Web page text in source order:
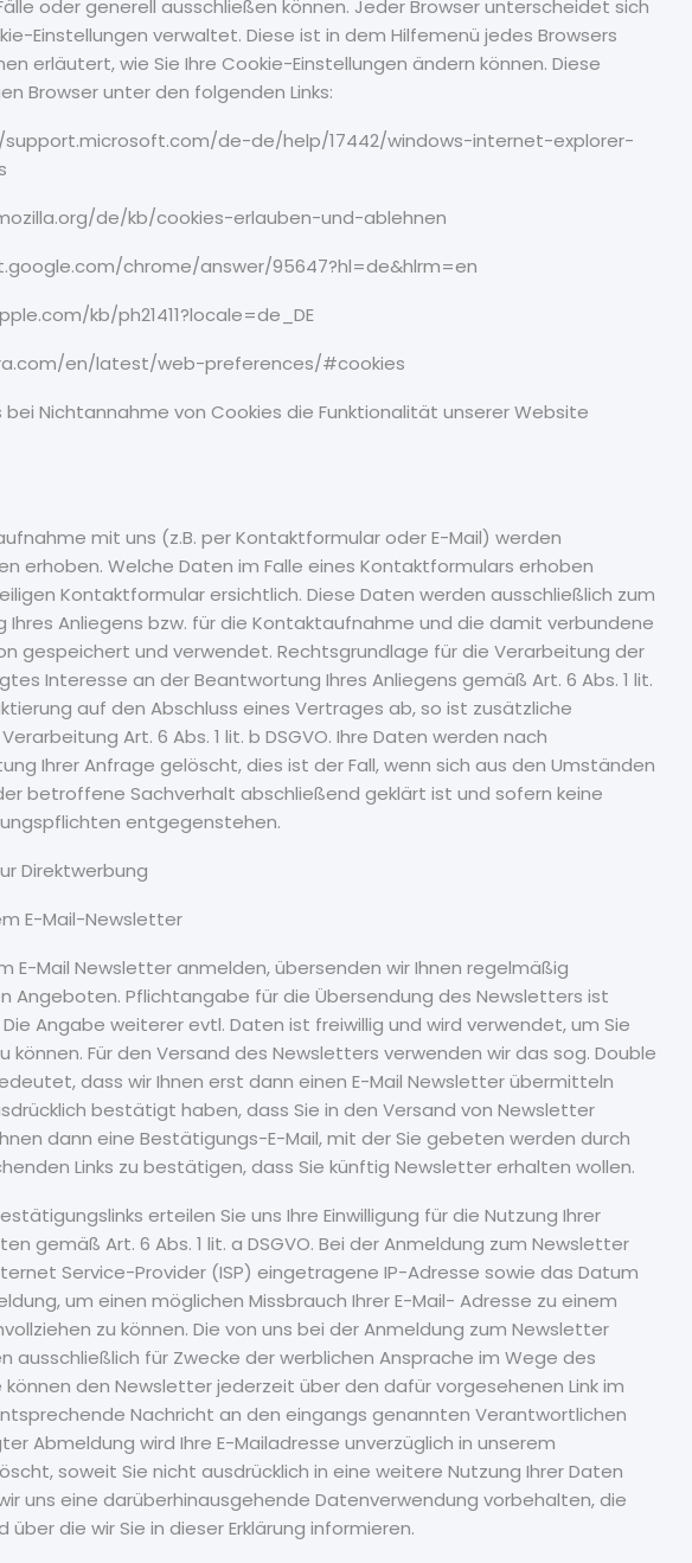
oder generell ausschließen können. Jeder Browser unterscheidet sich
Einstellungen verwaltet. Diese ist in dem Hilfemenü jedes Browsers
erläutert, wie Sie Ihre Cookie-Einstellungen ändern können. Diese
Browser unter den folgenden Links:
support.microsoft.com/de-de/help/17442/windows-internet-explorer-
de/kb/cookies-erlauben-und-ablehnen
chrome/answer/95647?hl=de&hlrm=en
kb/ph21411?locale=de_DE
en/latest/web-preferences/#cookies
Nichtannahme von Cookies die Funktionalität unserer Website
mit uns (z.B. per Kontaktformular oder E-Mail) werden
erhoben. Welche Daten im Falle eines Kontaktformulars erhoben
Kontaktformular ersichtlich. Diese Daten werden ausschließlich zum
Ihres Anliegens bzw. für die Kontaktaufnahme und die damit verbundene
gespeichert und verwendet. Rechtsgrundlage für die Verarbeitung der
Interesse an der Beantwortung Ihres Anliegens gemäß Art. 6 Abs. 1 lit.
auf den Abschluss eines Vertrages ab, so ist zusätzliche
Art. 6 Abs. 1 lit. b DSGVO. Ihre Daten werden nach
Ihrer Anfrage gelöscht, dies ist der Fall, wenn sich aus den Umständen
betroffene Sachverhalt abschließend geklärt ist und sofern keine
entgegenstehen.
Direktwerbung
E-Mail-Newsletter
E-Mail Newsletter anmelden, übersenden wir Ihnen regelmäßig
Angeboten. Pflichtangabe für die Übersendung des Newsletters ist
Die Angabe weiterer evtl. Daten ist freiwillig und wird verwendet, um Sie
können. Für den Versand des Newsletters verwenden wir das sog. Double
dass wir Ihnen erst dann einen E-Mail Newsletter übermitteln
bestätigt haben, dass Sie in den Versand von Newsletter
dann eine Bestätigungs-E-Mail, mit der Sie gebeten werden durch
Links zu bestätigen, dass Sie künftig Newsletter erhalten wollen.
erteilen Sie uns Ihre Einwilligung für die Nutzung Ihrer
gemäß Art. 6 Abs. 1 lit. a DSGVO. Bei der Anmeldung zum Newsletter
Service-Provider (ISP) eingetragene IP-Adresse sowie das Datum
um einen möglichen Missbrauch Ihrer E-Mail- Adresse zu einem
zu können. Die von uns bei der Anmeldung zum Newsletter
ausschließlich für Zwecke der werblichen Ansprache im Wege des
den Newsletter jederzeit über den dafür vorgesehenen Link im
Nachricht an den eingangs genannten Verantwortlichen
Abmeldung wird Ihre E-Mailadresse unverzüglich in unserem
soweit Sie nicht ausdrücklich in eine weitere Nutzung Ihrer Daten
uns eine darüberhinausgehende Datenverwendung vorbehalten, die
die wir Sie in dieser Erklärung informieren.